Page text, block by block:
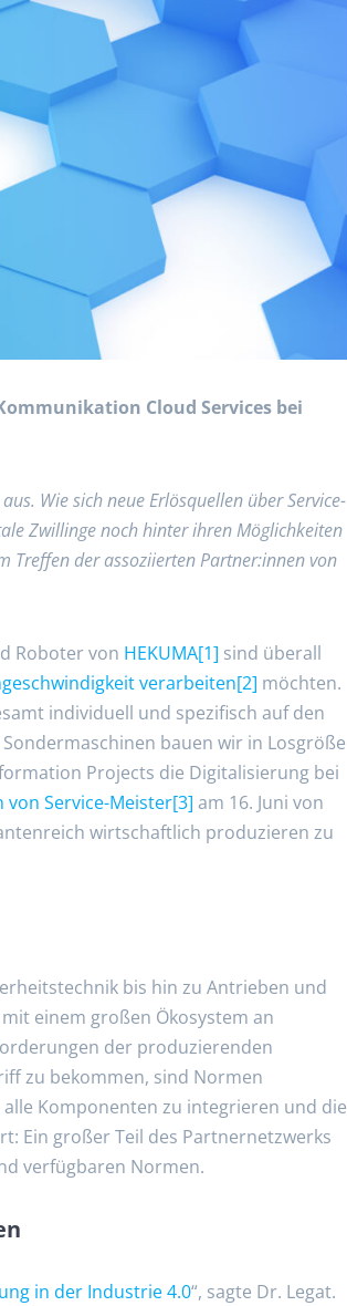
Cloud Services bei
Wie sich neue Erlösquellen über Service-
Zwillinge noch hinter ihren Möglichkeiten
Treffen der assoziierten Partner:innen von
Roboter von HEKUMA[1] sind überall
verarbeiten[2] möchten.
individuell und spezifisch auf den
bauen wir in Losgröße
Projects die Digitalisierung bei
Service-Meister[3] am 16. Juni von
wirtschaftlich produzieren zu
bis hin zu Antrieben und
einem großen Ökosystem an
der produzierenden
zu bekommen, sind Normen
alle Komponenten zu integrieren und die
Ein großer Teil des Partnernetzwerks
verfügbaren Normen.
in der Industrie 4.0“, sagte Dr. Legat.